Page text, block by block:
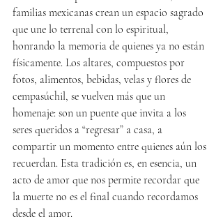
familias mexicanas crean un espacio sagrado
que une lo terrenal con lo espiritual,
honrando la memoria de quienes ya no están
físicamente. Los altares, compuestos por
fotos, alimentos, bebidas, velas y flores de
cempasúchil, se vuelven más que un
homenaje: son un puente que invita a los
seres queridos a “regresar” a casa, a
compartir un momento entre quienes aún los
recuerdan. Esta tradición es, en esencia, un
acto de amor que nos permite recordar que
la muerte no es el final cuando recordamos
desde el amor.